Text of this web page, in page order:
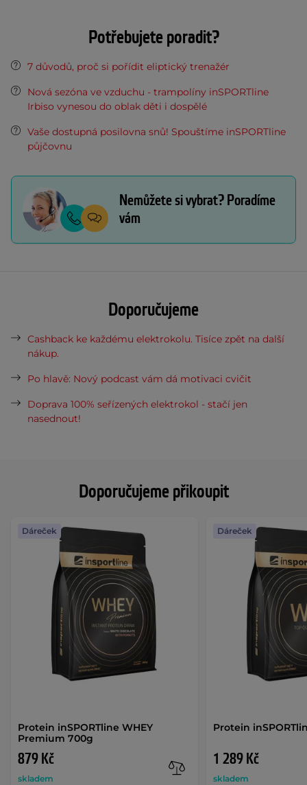
Doporučujeme přikoupit
Protein inSPORTline WHEY
Premium 700g
879 Kč
skladem
Dáreček
Protein
1 289 Kč
skladem
Dáreček
Potřebujete poradit?
7 důvodů, proč si pořídit eliptický trenažér
Nová sezóna ve vzduchu - trampolíny inSPORTline
Irbiso vynesou do oblak děti i dospělé
Vaše dostupná posilovna snů! Spouštíme inSPORTline
půjčovnu
Nemůžete si vybrat? Poradíme
vám
Doporučujeme
Cashback ke každému elektrokolu. Tisíce zpět na další
nákup.
Po hlavě: Nový podcast vám dá motivaci cvičit
Doprava 100% seřízených elektrokol - stačí jen
nasednout!